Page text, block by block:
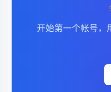
开始第一个帐号，